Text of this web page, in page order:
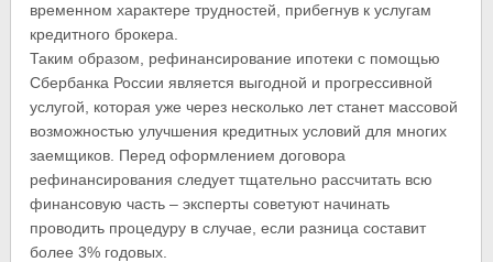
временном характере трудностей, прибегнув к услугам
кредитного брокера.
Таким образом, рефинансирование ипотеки с помощью
Сбербанка России является выгодной и прогрессивной
услугой, которая уже через несколько лет станет массовой
возможностью улучшения кредитных условий для многих
заемщиков. Перед оформлением договора
рефинансирования следует тщательно рассчитать всю
финансовую часть – эксперты советуют начинать
проводить процедуру в случае, если разница составит
более 3% годовых.